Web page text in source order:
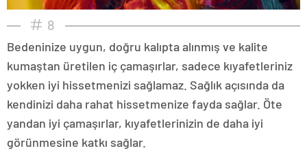
8
Bedeninize uygun, doğru kalıpta alınmış ve kalite
kumaştan üretilen iç çamaşırlar, sadece kıyafetleriniz
yokken iyi hissetmenizi sağlamaz. Sağlık açısında da
kendinizi daha rahat hissetmenize fayda sağlar. Öte
yandan iyi çamaşırlar, kıyafetlerinizin de daha iyi
görünmesine katkı sağlar.